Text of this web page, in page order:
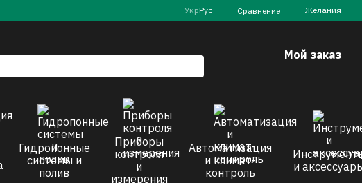
УкрРус Сравнение Желания
Мой заказ
Гидропонные
системы и
полив
Приборы
контроля
и
измерения
Автоматизация
и климат-
контроль
и